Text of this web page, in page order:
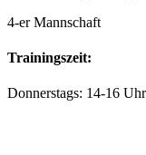
4-er Mannschaft
Trainingszeit:
Donnerstags: 14-16 Uhr